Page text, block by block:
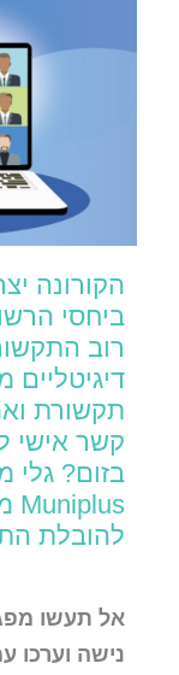
הקורונה
ביחסי
רוב
תקשורת
קשר אישי
בזום? גלי
להובלת
אל תעשו
נישה וערכו